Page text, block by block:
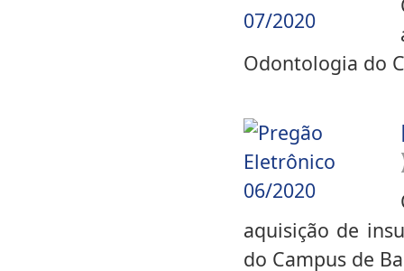
Odontologia do
aquisição de
do Campus de